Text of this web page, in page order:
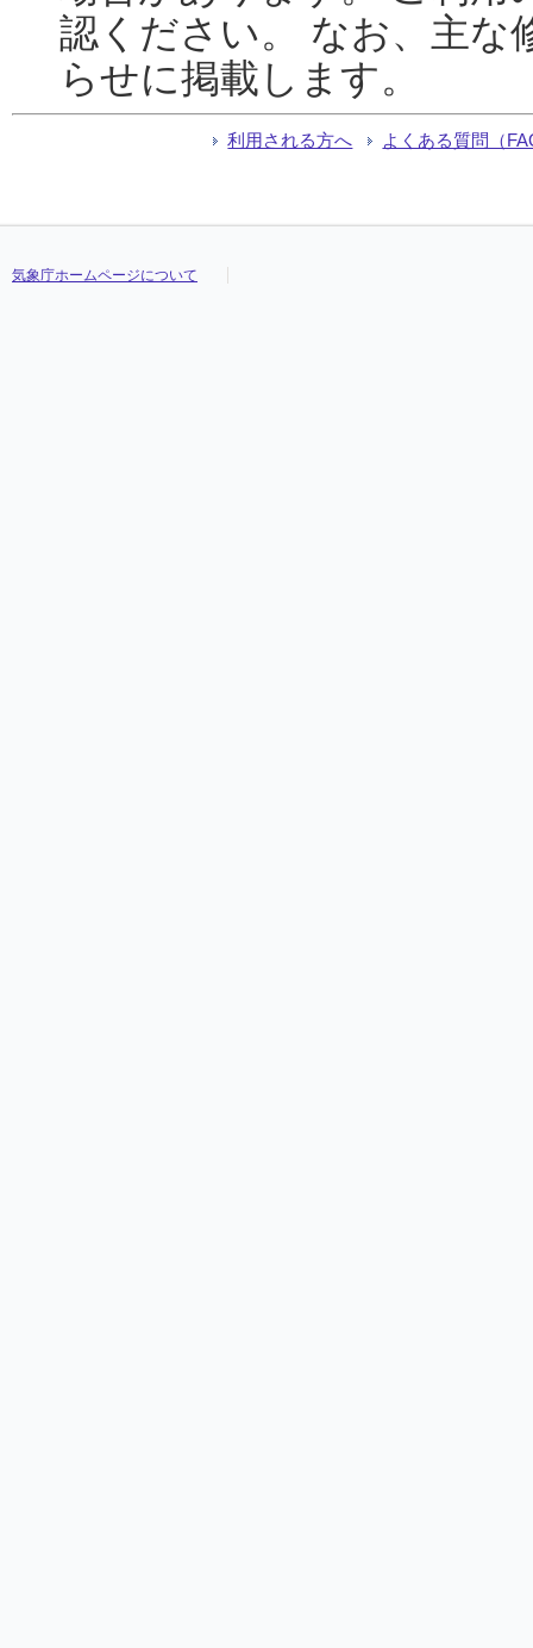
認ください。 なお、主な
らせに掲載します。
利用される方へ よくある質問（
気象庁ホームページについて